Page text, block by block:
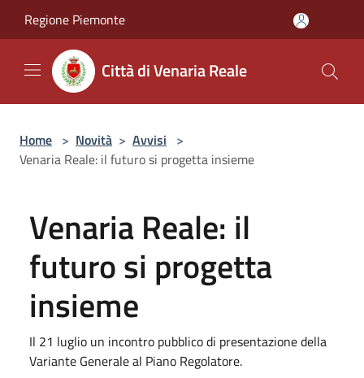
Regione Piemonte
Città di Venaria Reale
Home > Novità > Avvisi >
Venaria Reale: il futuro si progetta insieme
Venaria Reale: il
futuro si progetta
insieme
Il 21 luglio un incontro pubblico di presentazione della
Variante Generale al Piano Regolatore.